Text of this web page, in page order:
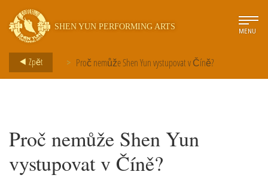
SHEN YUN PERFORMING ARTS
MENU
Zpět > Proč nemůže Shen Yun vystupovat v Číně?
Proč nemůže Shen Yun
vystupovat v Číně?